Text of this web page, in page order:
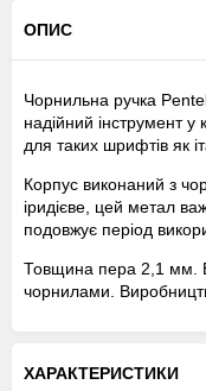
ОПИС
Чорнильна ручка
надійний інструмент у
для таких шрифтів як
Корпус виконаний з
іридієве, цей метал
подовжує період
Товщина пера 2,1 мм.
чорнилами.
ХАРАКТЕРИСТИКИ